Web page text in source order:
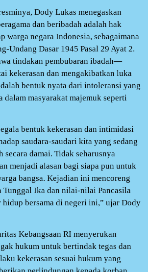
Dody Lukas menegaskan
dan beribadah adalah hak
warga negara Indonesia, sebagaimana
Undang Dasar 1945 Pasal 29 Ayat 2.
tindakan pembubaran ibadah—
kekerasan dan mengakibatkan luka
bentuk nyata dari intoleransi yang
dalam masyarakat majemuk seperti
bentuk kekerasan dan intimidasi
saudara-saudari kita yang sedang
secara damai. Tidak seharusnya
menjadi alasan bagi siapa pun untuk
bangsa. Kejadian ini mencoreng
Tunggal Ika dan nilai-nilai Pancasila
hidup bersama di negeri ini,” ujar Dody
Kebangsaan RI menyerukan
hukum untuk bertindak tegas dan
kekerasan sesuai hukum yang